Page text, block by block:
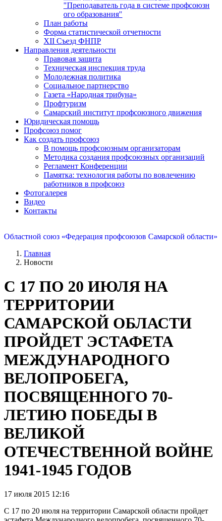
"Преподаватель года в системе профсоюзн
ого образования"
План работы
Форма статистической отчетности
XII Съезд ФНПР
Направления деятельности
Правовая защита
Техническая инспекция труда
Молодежная политика
Социальное партнерство
Газета «Народная трибуна»
Профтуризм
Самарский институт профсоюзного движения
Юридическая помощь
Профсоюз помог
Как создать профсоюз
В помощь профсоюзным организаторам
Методика создания профсоюзных организаций
Регламент Конференции
Памятка: технология работы по вовлечению
работников в профсоюз
Фотогалерея
Видео
Контакты
Областной союз «Федерация профсоюзов Самарской области»
Главная
Новости
С 17 ПО 20 ИЮЛЯ НА
ТЕРРИТОРИИ
САМАРСКОЙ ОБЛАСТИ
ПРОЙДЕТ ЭСТАФЕТА
МЕЖДУНАРОДНОГО
ВЕЛОПРОБЕГА,
ПОСВЯЩЕННОГО 70-
ЛЕТИЮ ПОБЕДЫ В
ВЕЛИКОЙ
ОТЕЧЕСТВЕННОЙ ВОЙНЕ
1941-1945 ГОДОВ
17 июля 2015 12:16
С 17 по 20 июля на территории Самарской области пройдет